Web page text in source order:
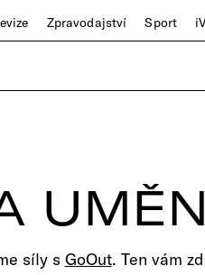
Zpravodajství Sport
síly s GoOut. Ten vám